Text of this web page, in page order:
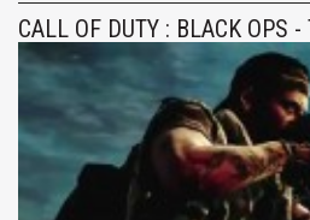
CALL OF DUTY : BLACK OPS -